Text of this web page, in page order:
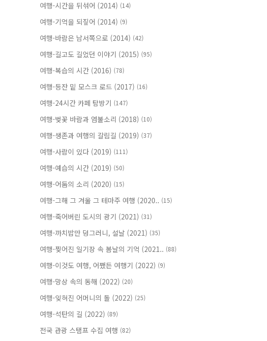
여행-시간을 뒤섞어 (2014) (14)
여행-기억을 되짚어 (2014) (9)
여행-바람은 남서쪽으로 (2014) (42)
여행-길고도 길었던 이야기 (2015) (95)
여행-복습의 시간 (2016) (78)
여행-등잔 밑 모스크 로드 (2017) (16)
여행-24시간 카페 탐방기 (147)
여행-벚꽃 바람과 염불소리 (2018) (10)
여행-생존과 여행의 갈림길 (2019) (37)
여행-사람이 있다 (2019) (111)
여행-예습의 시간 (2019) (50)
여행-어둠의 소리 (2020) (15)
여행-그해 그 겨울 그 테마주 여행 (2020.. (15)
여행-죽어버린 도시의 광기 (2021) (31)
여행-까치밥만 덩그러니, 설날 (2021) (35)
여행-찢어진 일기장 속 봄날의 기억 (2021.. (88)
여행-이것도 여행, 어쨌든 여행기 (2022) (9)
여행-망상 속의 동해 (2022) (20)
여행-잊혀진 어머니의 돌 (2022) (25)
여행-석탄의 길 (2022) (89)
전국 관광 스탬프 수집 여행 (82)